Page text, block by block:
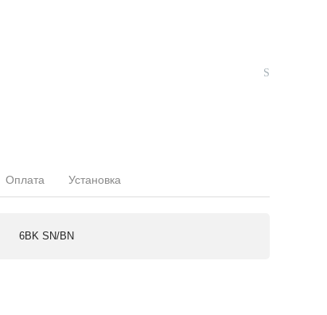
Оплата Установка
6BK SN/BN